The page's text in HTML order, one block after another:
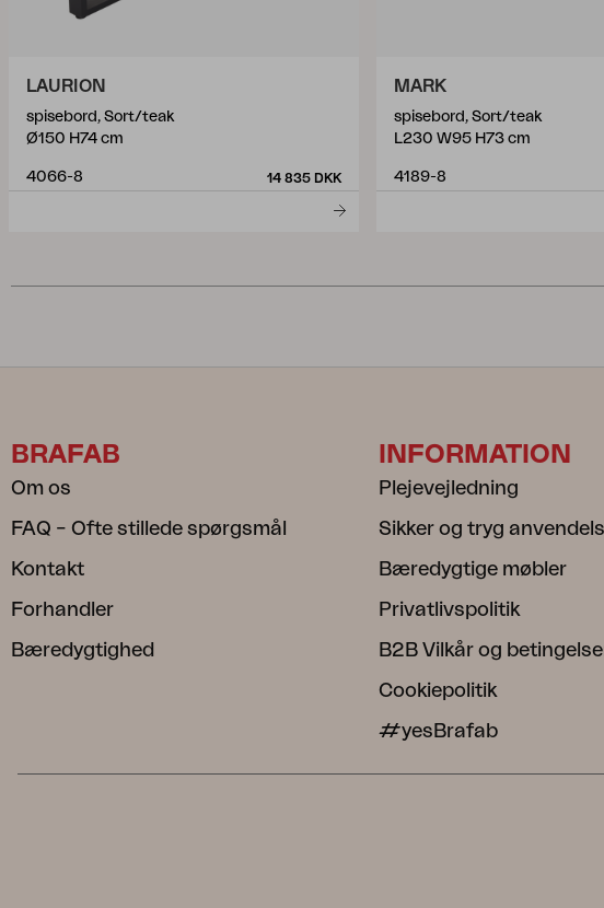
LAURION
spisebord, Sort/teak
Ø150 H74 cm
4066-8 14 835 DKK
MARK
spisebord, Sort/teak
L230 W95 H73 cm
4189-8
BRAFAB
Om os
FAQ – Ofte stillede spørgsmål
Kontakt
Forhandler
Bæredygtighed
INFORMATION
Plejevejledning
Sikker og tryg
Bæredygtige møbler
Privatlivspolitik
B2B Vilkår og
Cookiepolitik
#yesBrafab